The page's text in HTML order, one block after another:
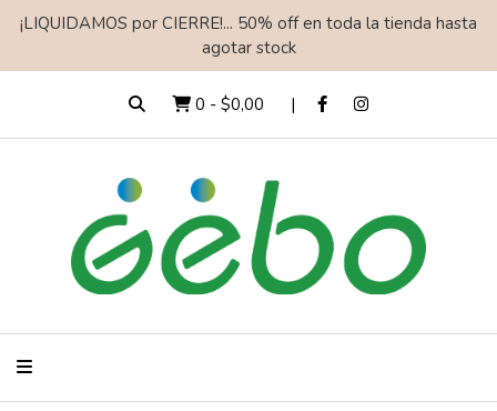
¡LIQUIDAMOS por CIERRE!... 50% off en toda la tienda hasta
agotar stock
0 - $0,00